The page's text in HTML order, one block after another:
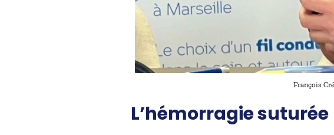
François
L’hémorragie suturée